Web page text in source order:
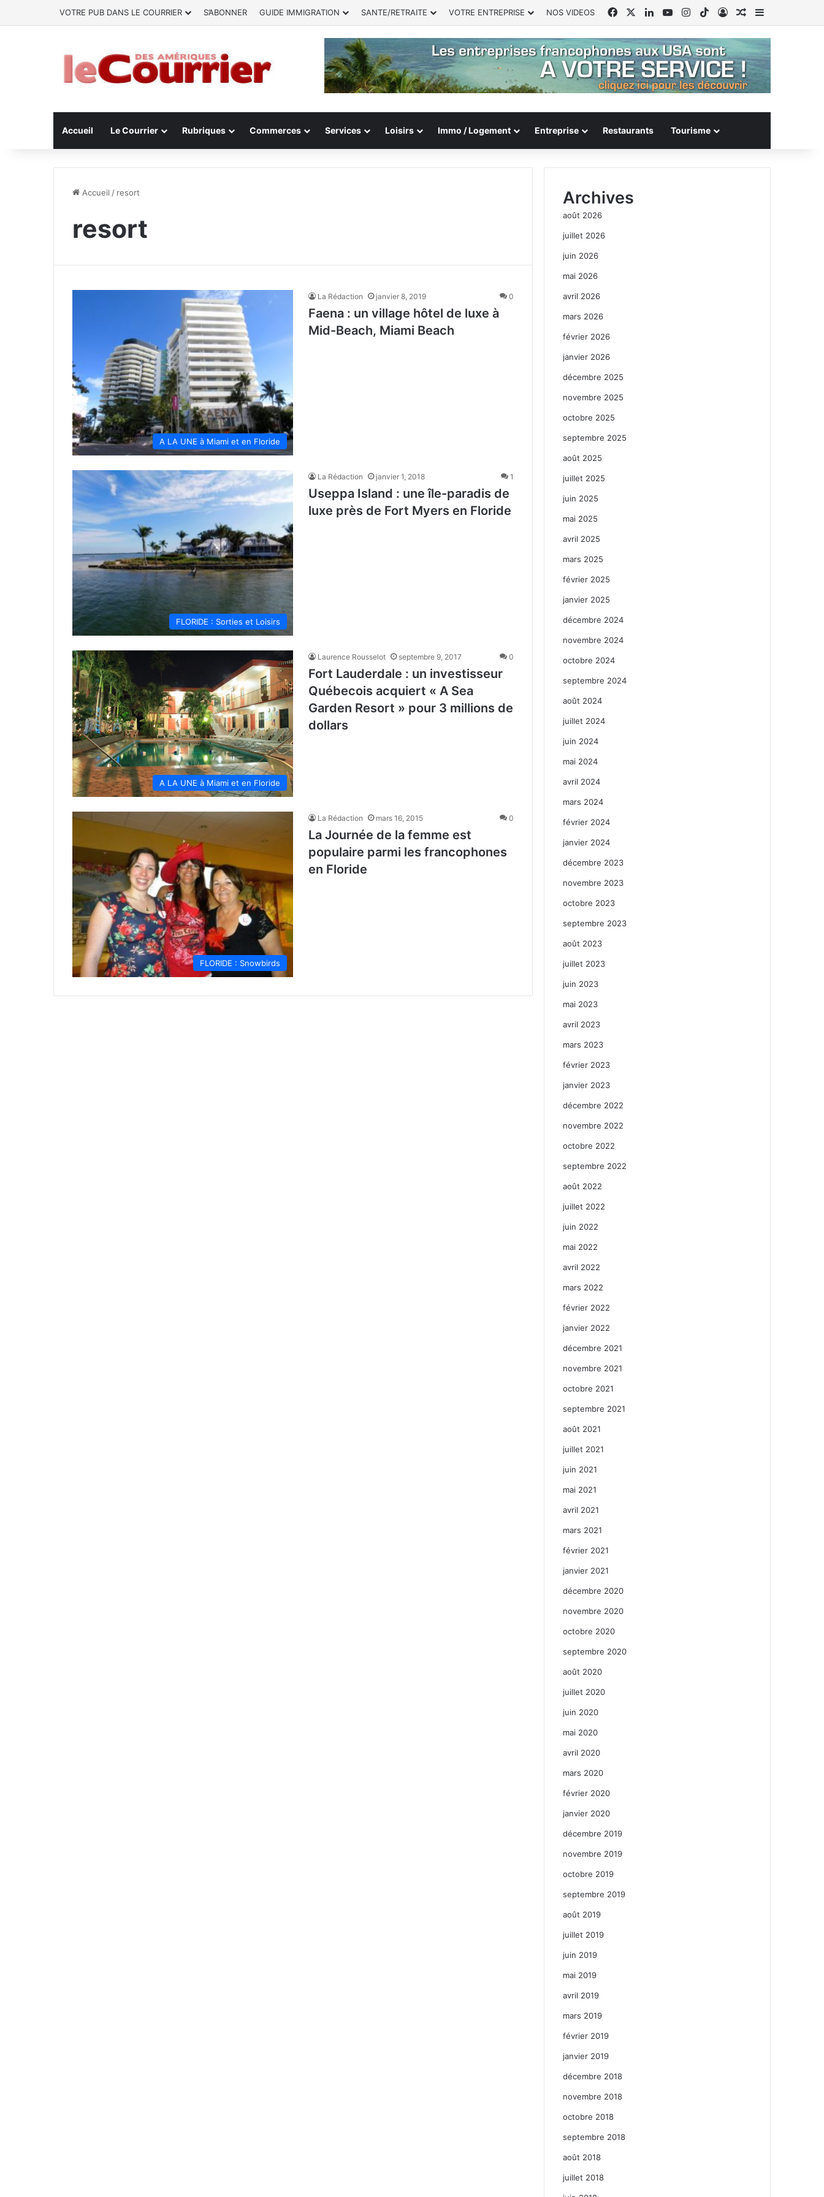
VOTRE PUB DANS LE COURRIER S’ABONNER GUIDE IMMIGRATION SANTE/RETRAITE VOTRE ENTREPRISE NOS VIDEOS FacebookLinkedinYouTubeInstagram
TikTokConnexion
Article Aléatoire
Sidebar
Accueil Le Courrier Rubriques Commerces Services Loisirs Immo / Logement Entreprise Restaurants Tourisme
Accueil / resort
resort
A LA UNE à Miami et en Floride
La Rédaction janvier 8, 2019 0
Faena : un village hôtel de luxe à
Mid-Beach, Miami Beach
FLORIDE : Sorties et Loisirs
La Rédaction janvier 1, 2018 1
Useppa Island : une île-paradis de
luxe près de Fort Myers en Floride
A LA UNE à Miami et en Floride
Laurence Rousselot septembre 9, 2017 0
Fort Lauderdale : un investisseur
Québecois acquiert « A Sea
Garden Resort » pour 3 millions de
dollars
FLORIDE : Snowbirds
La Rédaction mars 16, 2015 0
La Journée de la femme est
populaire parmi les francophones
en Floride
Archives
août 2026
juillet 2026
juin 2026
mai 2026
avril 2026
mars 2026
février 2026
janvier 2026
décembre 2025
novembre 2025
octobre 2025
septembre 2025
août 2025
juillet 2025
juin 2025
mai 2025
avril 2025
mars 2025
février 2025
janvier 2025
décembre 2024
novembre 2024
octobre 2024
septembre 2024
août 2024
juillet 2024
juin 2024
mai 2024
avril 2024
mars 2024
février 2024
janvier 2024
décembre 2023
novembre 2023
octobre 2023
septembre 2023
août 2023
juillet 2023
juin 2023
mai 2023
avril 2023
mars 2023
février 2023
janvier 2023
décembre 2022
novembre 2022
octobre 2022
septembre 2022
août 2022
juillet 2022
juin 2022
mai 2022
avril 2022
mars 2022
février 2022
janvier 2022
décembre 2021
novembre 2021
octobre 2021
septembre 2021
août 2021
juillet 2021
juin 2021
mai 2021
avril 2021
mars 2021
février 2021
janvier 2021
décembre 2020
novembre 2020
octobre 2020
septembre 2020
août 2020
juillet 2020
juin 2020
mai 2020
avril 2020
mars 2020
février 2020
janvier 2020
décembre 2019
novembre 2019
octobre 2019
septembre 2019
août 2019
juillet 2019
juin 2019
mai 2019
avril 2019
mars 2019
février 2019
janvier 2019
décembre 2018
novembre 2018
octobre 2018
septembre 2018
août 2018
juillet 2018